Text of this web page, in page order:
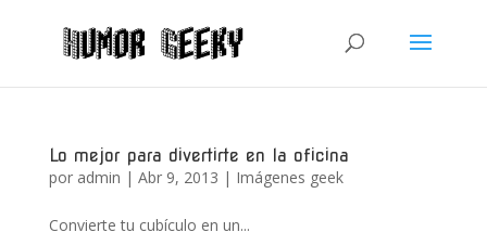
Lo mejor para divertirte en la oficina
por admin | Abr 9, 2013 | Imágenes geek
Convierte tu cubículo en un...